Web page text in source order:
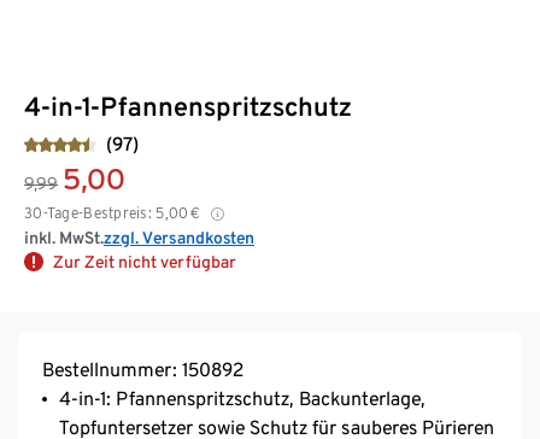
4-in-1-Pfannenspritzschutz
(97)
9,99 5,00
30-Tage-Bestpreis: 5,00 €
inkl. MwSt.zzgl. Versandkosten
Zur Zeit nicht verfügbar
Bestellnummer: 150892
4-in-1: Pfannenspritzschutz, Backunterlage,
Topfuntersetzer sowie Schutz für sauberes Pürieren